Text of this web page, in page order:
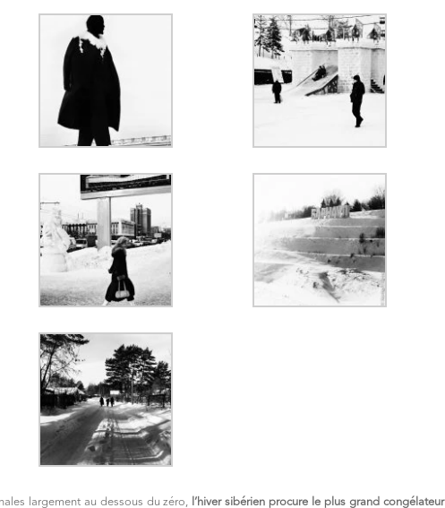
largement au dessous du zéro, l’hiver sibérien procure le plus grand congélateur